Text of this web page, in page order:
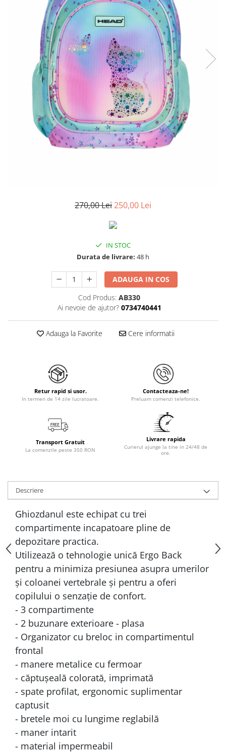
270,00 Lei250,00 Lei
IN STOC
Durata de livrare: 48 h
ADAUGA IN COS
Cod Produs: AB330
Ai nevoie de ajutor? 0734740441
Adauga la Favorite Cere informatii
Retur rapid si usor.
In termen de 14 zile lucratoare.
Contacteaza-ne!
Preluam comenzi telefonice.
Transport Gratuit
La comenzile peste 350 RON
Livrare rapida
Curierul ajunge la tine in 24/48 de
ore.
Descriere
Ghiozdanul este echipat cu trei
compartimente incapatoare pline de
depozitare practica.
Utilizează o tehnologie unică Ergo Back
pentru a minimiza presiunea asupra umerilor
și coloanei vertebrale și pentru a oferi
copilului o senzație de confort.
- 3 compartimente
- 2 buzunare exterioare - plasa
- Organizator cu breloc in compartimentul
frontal
- manere metalice cu fermoar
- căptușeală colorată, imprimată
- spate profilat, ergonomic suplimentar
captusit
- bretele moi cu lungime reglabilă
- maner intarit
- material impermeabil